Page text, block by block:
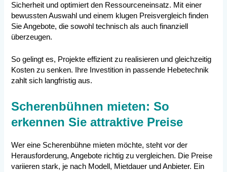
Sicherheit und optimiert den Ressourceneinsatz. Mit einer
bewussten Auswahl und einem klugen Preisvergleich finden
Sie Angebote, die sowohl technisch als auch finanziell
überzeugen.
So gelingt es, Projekte effizient zu realisieren und gleichzeitig
Kosten zu senken. Ihre Investition in passende Hebetechnik
zahlt sich langfristig aus.
Scherenbühnen mieten: So
erkennen Sie attraktive Preise
Wer eine Scherenbühne mieten möchte, steht vor der
Herausforderung, Angebote richtig zu vergleichen. Die Preise
variieren stark, je nach Modell, Mietdauer und Anbieter. Ein